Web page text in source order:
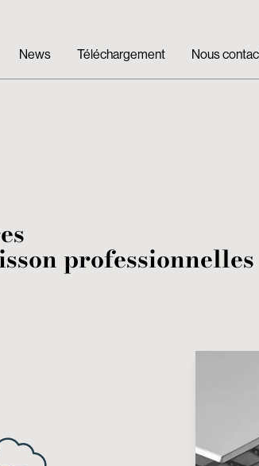
News Téléchargement Nous
professionnelles